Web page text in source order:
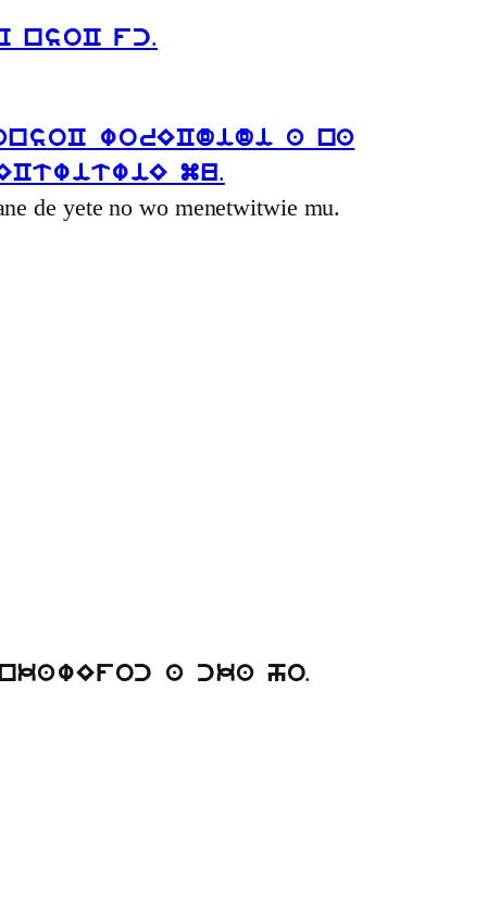
nsoC fc.
worECdidi a na
mu.
de yete no wo menetwitwie mu.
a cka ho.